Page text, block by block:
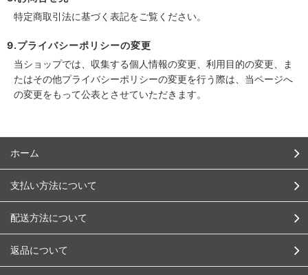
特定商取引法に基づく表記をご覧ください。
9.プライバシーポリシーの変更
当ショップでは、収集する個人情報の変更、利用目的の変更、ま
たはその他プライバシーポリシーの変更を行う際は、当ページへ
の変更をもって公表とさせていただきます。
ホーム
支払い方法について
配送方法について
返品について